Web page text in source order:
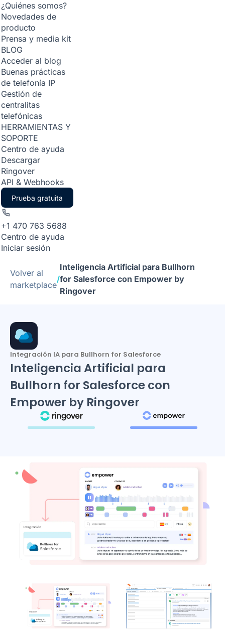
¿Quiénes somos?
Novedades de
producto
Prensa y media kit
BLOG
Acceder al blog
Buenas prácticas
de telefonía IP
Gestión de
centralitas
telefónicas
HERRAMIENTAS Y
SOPORTE
Centro de ayuda
Descargar
Ringover
API & Webhooks
Prueba gratuita
+1 470 763 5688
Centro de ayuda
Iniciar sesión
Volver al
marketplace
/
Inteligencia Artificial para Bullhorn
for Salesforce con Empower by
Ringover
Integración IA para Bullhorn for Salesforce
Inteligencia Artificial para
Bullhorn for Salesforce con
Empower by Ringover